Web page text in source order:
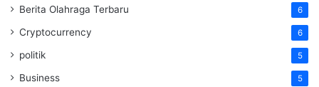
Berita Olahraga Terbaru 6
Cryptocurrency 6
politik 5
Business 5